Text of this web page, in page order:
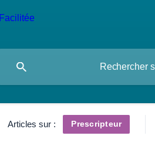
Articles sur : Prescripteur